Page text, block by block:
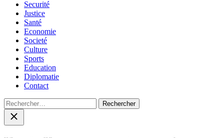
Securité
Justice
Santé
Economie
Societé
Culture
Sports
Education
Diplomatie
Contact
Rechercher :
Close
search